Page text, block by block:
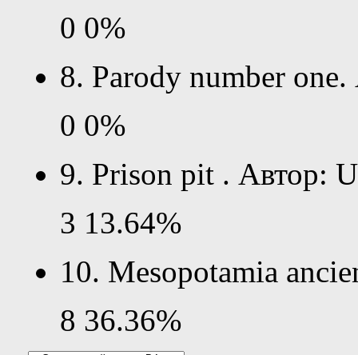
0 0%
8. Parody number
0 0%
9. Prison pit . Автор:
3 13.64%
10. Mesopotamia
8 36.36%